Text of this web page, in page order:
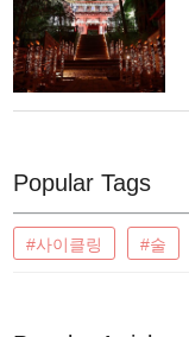
Popular Tags
#사이클링 #술